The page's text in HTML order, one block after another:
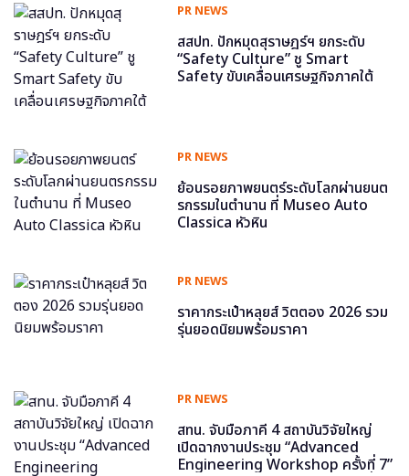
PR NEWS
สสปท. ปักหมุดสุราษฎร์ฯ ยกระดับ
“Safety Culture” ชู Smart
Safety ขับเคลื่อนเศรษฐกิจภาคใต้
PR NEWS
ย้อนรอยภาพยนตร์ระดับโลกผ่านยนต
รกรรมในตำนาน ที่ Museo Auto
Classica หัวหิน
PR NEWS
ราคากระเป๋าหลุยส์ วิตตอง 2026 รวม
รุ่นยอดนิยมพร้อมราคา
PR NEWS
สทน. จับมือภาคี 4 สถาบันวิจัยใหญ่
เปิดฉากงานประชุม “Advanced
Engineering Workshop ครั้งที่ 7”